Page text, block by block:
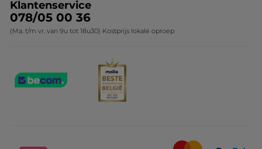
Klantenservice
078/05 00 36
(Ma. t/m vr. van 9u tot 18u30) Kostprijs lokale oproep